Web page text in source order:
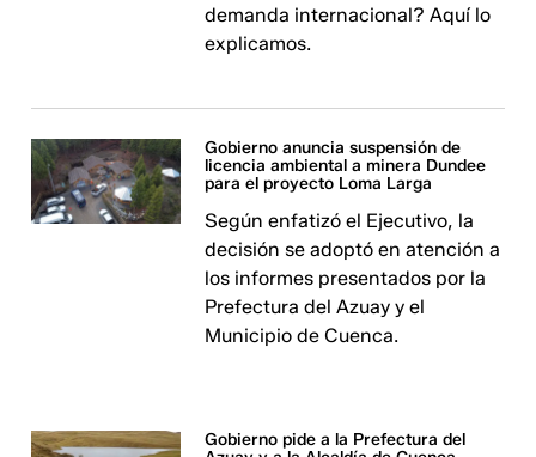
demanda internacional? Aquí lo
explicamos.
Gobierno anuncia suspensión de
licencia ambiental a minera Dundee
para el proyecto Loma Larga
Según enfatizó el Ejecutivo, la
decisión se adoptó en atención a
los informes presentados por la
Prefectura del Azuay y el
Municipio de Cuenca.
Gobierno pide a la Prefectura del